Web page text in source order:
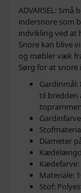
ADVARSEL:
indersnore som
indvikling ved at
Snore kan blive
og møbler væk
Sørg for at snore
Gardinmål:
til bredden
Diameter
Kædefarve:
Materiale:
Stof: